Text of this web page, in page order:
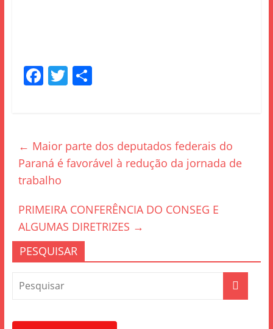
F
b
o
o
k
T S
← Maior parte dos deputados federais do
Paraná é favorável à redução da jornada de
trabalho
PRIMEIRA CONFERÊNCIA DO CONSEG E
ALGUMAS DIRETRIZES →
PESQUISAR